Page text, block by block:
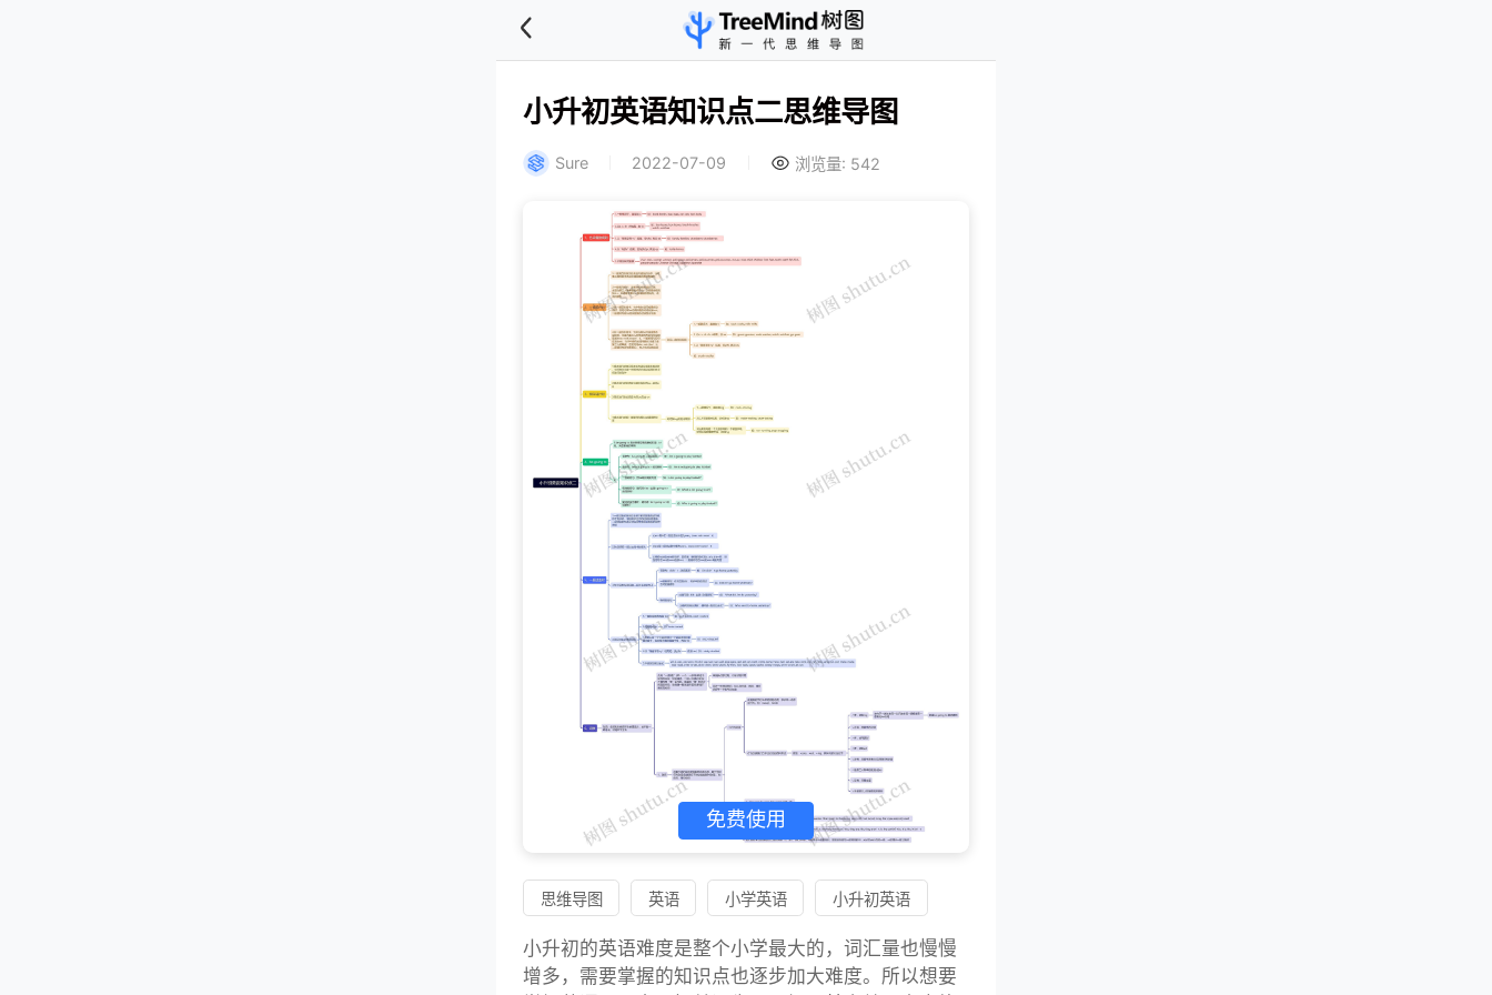
小升初英语知识点二思维导图
Sure 2022-07-09 浏览量: 542
免费使用
思维导图 英语 小学英语 小升初英语
小升初的英语难度是整个小学最大的，词汇量也慢慢
增多，需要掌握的知识点也逐步加大难度。所以想要